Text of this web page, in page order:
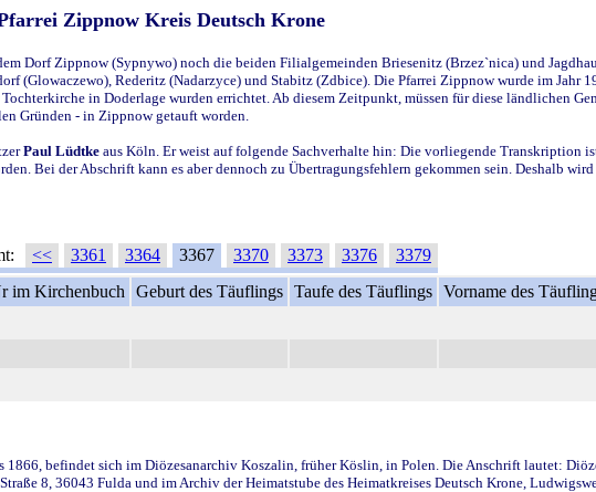
Zippnow Kreis Deutsch Krone
Dorf Zippnow (Sypnywo) noch die beiden Filialgemeinden Briesenitz (Brzez`nica) und
(Glowaczewo), Rederitz (Nadarzyce) und Stabitz (Zdbice). Die Pfarrei Zippnow wurde im
in Doderlage wurden errichtet. Ab diesem Zeitpunkt, müssen für diese ländlichen
Gründen - in Zippnow getauft worden.
Paul Lüdtke aus Köln. Er weist auf folgende Sachverhalte hin: Die vorliegende Transkription
Bei der Abschrift kann es aber dennoch zu Übertragungsfehlern gekommen sein. Deshalb
<< 3361 3364 3367 3370 3373 3376
3379
im Kirchenbuch Geburt des Täuflings Taufe des Täuflings Vorname des
befindet sich im Diözesanarchiv Koszalin, früher Köslin, in Polen. Die Anschrift lautet:
8, 36043 Fulda und im Archiv der Heimatstube des Heimatkreises Deutsch Krone,